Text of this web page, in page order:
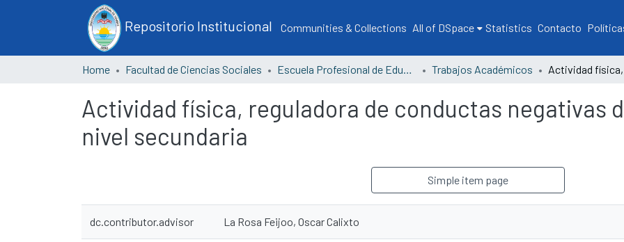
Repositorio Institucional Communities & Collections All of DSpace Statistics Contacto
Home Facultad de Ciencias Sociales Escuela Profesional de Educación Trabajos Académicos
Actividad física, reguladora de conductas negativas
nivel secundaria
Simple item page
dc.contributor.advisor La Rosa Feijoo, Oscar Calixto